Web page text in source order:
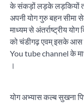
के संकड़ों लड़के लड़कियों
अपनी योग गुरु बहन सीमा
माध्यम से अंतर्राष्ट्रीय
को चंडीगढ़ एवम् इसके आस
You tube channel के
।
योग अभ्यास कल्ब सुखना